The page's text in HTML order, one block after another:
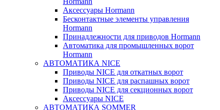
Аксессуары Hormann
Бесконтактные элементы управления
Hormann
Принадлежности для приводов Hormann
Автоматика для промышленных ворот
Hormann
АВТОМАТИКА NICE
Приводы NICE для откатных ворот
Приводы NICE для распашных ворот
Приводы NICE для секционных ворот
Аксессуары NICE
АВТОМАТИКА SOMMER